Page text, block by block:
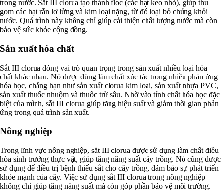
trong nước. Sắt III clorua tạo thành floc (các hạt keo nhỏ), giúp thu
gom các hạt rắn lơ lửng và kim loại nặng, từ đó loại bỏ chúng khỏi
nước. Quá trình này không chỉ giúp cải thiện chất lượng nước mà còn
bảo vệ sức khỏe cộng đồng.
Sản xuất hóa chất
Sắt III clorua đóng vai trò quan trọng trong sản xuất nhiều loại hóa
chất khác nhau. Nó được dùng làm chất xúc tác trong nhiều phản ứng
hóa học, chẳng hạn như sản xuất clorua kim loại, sản xuất nhựa PVC,
sản xuất thuốc nhuộm và thuốc trừ sâu. Nhờ vào tính chất hóa học đặc
biệt của mình, sắt III clorua giúp tăng hiệu suất và giảm thời gian phản
ứng trong quá trình sản xuất.
Nông nghiệp
Trong lĩnh vực nông nghiệp, sắt III clorua được sử dụng làm chất điều
hòa sinh trưởng thực vật, giúp tăng năng suất cây trồng. Nó cũng được
sử dụng để điều trị bệnh thiếu sắt cho cây trồng, đảm bảo sự phát triển
khỏe mạnh của cây. Việc sử dụng sắt III clorua trong nông nghiệp
không chỉ giúp tăng năng suất mà còn góp phần bảo vệ môi trường.